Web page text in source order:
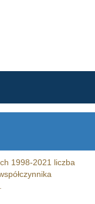
1998-2021 liczba